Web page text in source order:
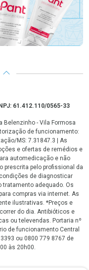
61.412.110/0565-33
Belenzinho - Vila Formosa
de funcionamento:
MS: 7.31847.3 | As
e ofertas de remédios e
automedicação e não
prescrita pelo profissional da
de diagnosticar
tratamento adequado. Os
compras via internet. As
ilustrativas. *Preços e
do dia. Antibióticos e
ou televendas. Portaria nº
de funcionamento Central
ou 0800 779 8767 de
às 20h00.